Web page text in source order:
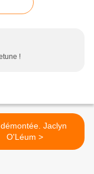
!
Jaclyn
O'Léum >